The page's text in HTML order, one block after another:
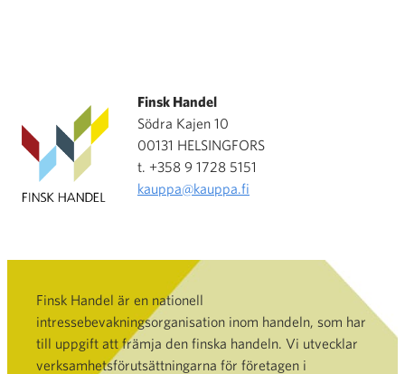
Finsk Handel
Södra Kajen 10
00131 HELSINGFORS
t. +358 9 1728 5151
kauppa@kauppa.fi
Finsk Handel är en nationell
intressebevakningsorganisation inom handeln, som har
till uppgift att främja den finska handeln. Vi utvecklar
verksamhetsförutsättningarna för företagen i